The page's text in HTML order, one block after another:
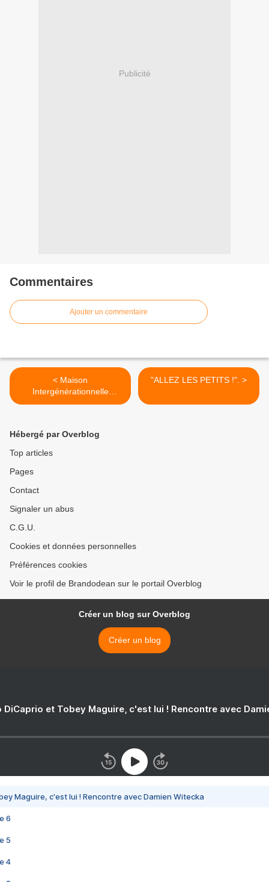
Publicité
Commentaires
Ajouter un commentaire
< Maison
Intergénérationnelle
Halluinoise... Ouverture de
"ALLEZ LES PETITS !". >
Hébergé par Overblog
Top articles
Pages
Contact
Signaler un abus
C.G.U.
Cookies et données personnelles
Préférences cookies
Voir le profil de Brandodean sur le portail Overblog
Créer un blog sur Overblog
Créer un blog
DiCaprio et Tobey Maguire, c'est lui ! Rencontre avec
Maguire, c'est lui ! Rencontre avec Damien Witecka
6
5
4